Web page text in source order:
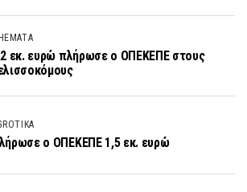
εκ. ευρώ πλήρωσε ο ΟΠΕΚΕΠΕ στους
ο ΟΠΕΚΕΠΕ 1,5 εκ. ευρώ